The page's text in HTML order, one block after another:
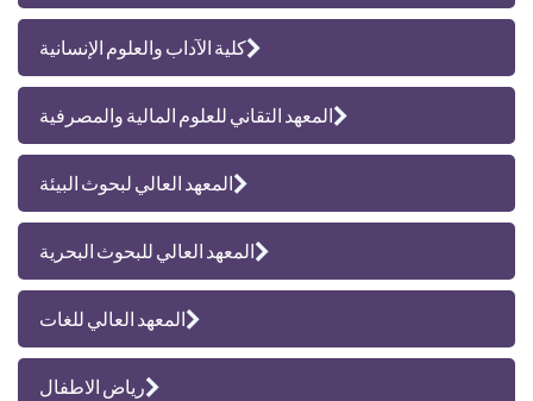
كلية الآداب والعلوم الإنسانية
المعهد التقاني للعلوم المالية والمصرفية
المعهد العالي لبحوث البيئة
المعهد العالي للبحوث البحرية
المعهد العالي للغات
رياض الاطفال